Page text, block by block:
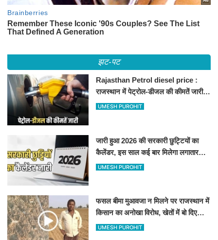
झट-पट
Rajasthan Petrol diesel price :
राजस्थान में पेट्रोल-डीजल की कीमतें जारी,
जानिए बीकानेर समेत पुरे प्रदेश में नए रेट
UMESH PUROHIT
जारी हुआ 2026 की सरकारी छुट्टियों का
कैलेंडर, इस साल कई बार मिलेगा लगातार
अवकाश, देखें
UMESH PUROHIT
फसल बीमा मुआवजा न मिलने पर राजस्थान में
किसान का अनोखा विरोध, खेतों में बो दिए
500-500 रुपए के नोट, वीडियो वायरल
UMESH PUROHIT